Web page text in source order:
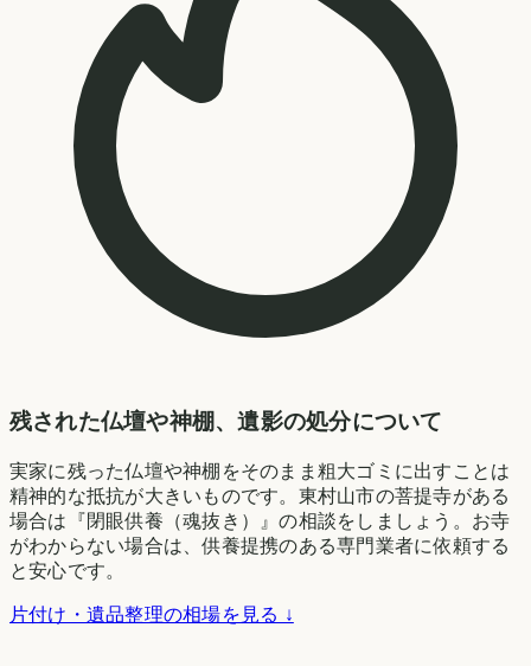
残された仏壇や神棚、遺影の処分について
実家に残った仏壇や神棚をそのまま粗大ゴミに出すことは
精神的な抵抗が大きいものです。東村山市の菩提寺がある
場合は『閉眼供養（魂抜き）』の相談をしましょう。お寺
がわからない場合は、供養提携のある専門業者に依頼する
と安心です。
片付け・遺品整理の相場を見る ↓